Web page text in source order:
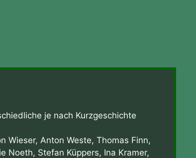
je nach Kurzgeschichte
Wieser, Anton Weste, Thomas Finn,
Noeth, Stefan Küppers, Ina Kramer,